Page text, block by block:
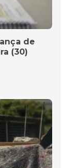
de
(30)